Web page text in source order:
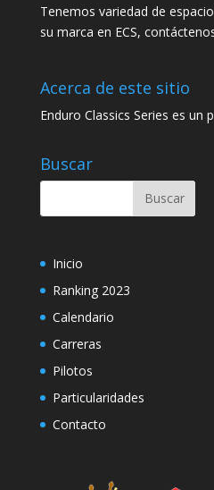
Tenemos variedad de
su marca en ECS,
Acerca de este sitio
Enduro Classics Series es un
Buscar
Inicio
Ranking 2023
Calendario
Carreras
Pilotos
Particularidades
Contacto